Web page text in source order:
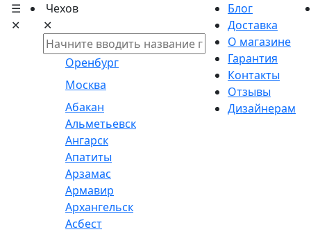
☰
✕
Чехов
✕
Оренбург
Москва
Абакан
Альметьевск
Ангарск
Апатиты
Арзамас
Армавир
Архангельск
Асбест
Блог
Доставка
О магазине
Гарантия
Контакты
Отзывы
Дизайнерам